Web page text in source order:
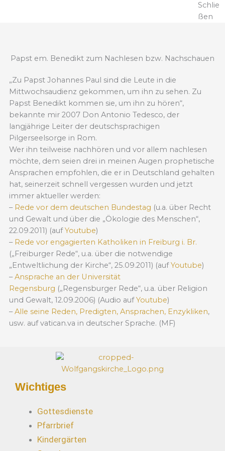
Schlie
ßen
Papst em. Benedikt zum Nachlesen bzw. Nachschauen
„Zu Papst Johannes Paul sind die Leute in die
Mittwochsaudienz gekommen, um ihn zu sehen. Zu
Papst Benedikt kommen sie, um ihn zu hören“,
bekannte mir 2007 Don Antonio Tedesco, der
langjährige Leiter der deutschsprachigen
Pilgerseelsorge in Rom.
Wer ihn teilweise nachhören und vor allem nachlesen
möchte, dem seien drei in meinen Augen prophetische
Ansprachen empfohlen, die er in Deutschland gehalten
hat, seinerzeit schnell vergessen wurden und jetzt
immer aktueller werden:
– Rede vor dem deutschen Bundestag (u.a. über Recht
und Gewalt und über die „Ökologie des Menschen“,
22.09.2011) (aufYoutube)
– Rede vor engagierten Katholiken in Freiburg i. Br.
(„Freiburger Rede“, u.a. über die notwendige
„Entweltlichung der Kirche“, 25.09.2011) (aufYoutube)
–Ansprache an der Universität
Regensburg („Regensburger Rede“, u.a. über Religion
und Gewalt, 12.09.2006) (Audio aufYoutube)
–Alle seine Reden, Predigten, Ansprachen, Enzykliken,
usw. auf vatican.va in deutscher Sprache. (MF)
Wichtiges
Gottesdienste
Pfarrbrief
Kindergärten